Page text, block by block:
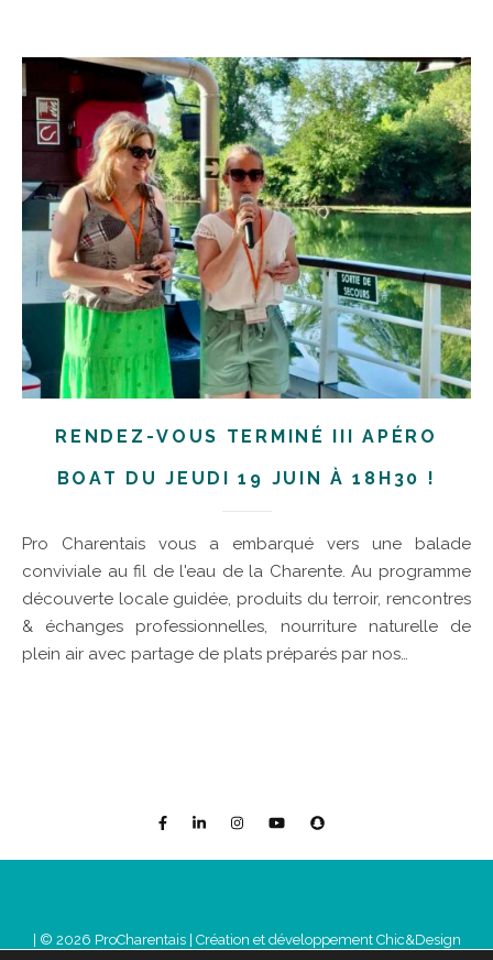
RENDEZ-VOUS TERMINÉ III APÉRO
BOAT DU JEUDI 19 JUIN À 18H30 !
Pro Charentais vous a embarqué vers une balade
conviviale au fil de l'eau de la Charente. Au programme
découverte locale guidée, produits du terroir, rencontres
& échanges professionnelles, nourriture naturelle de
plein air avec partage de plats préparés par nos…
| © 2026 ProCharentais | Création et développement Chic&Design